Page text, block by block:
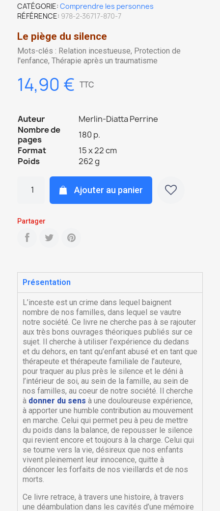
CATÉGORIE Comprendre les personnes
RÉFÉRENCE 978-2-36717-870-7
Le piège du silence
Mots-clés : Relation incestueuse, Protection de
l'enfance, Thérapie après un traumatisme
14,90 € TTC
Auteur
Merlin-Diatta Perrine
Nombre de
pages
180 p.
Format
15 x 22 cm
Poids
262 g
Ajouter au panier
Partager
Présentation
L’inceste est un crime dans lequel baignent
nombre de nos familles, dans lequel se vautre
notre société. Ce livre ne cherche pas à se rajouter
aux très bons ouvrages théoriques publiés sur ce
sujet. Il cherche à utiliser l’expérience du dedans
et du dehors, en tant qu’enfant abusé et en tant que
thérapeute et thérapeute familiale de l’auteure,
pour traquer au plus près le silence et le déni à
l’intérieur de soi, au sein de la famille, au sein de
nos familles, au coeur de notre société. Il cherche
à donner du sens à une douloureuse expérience,
à apporter une humble contribution au mouvement
en marche. Celui qui permet peu à peu de mettre
du poids dans la balance, de repousser le silence
qui revient encore et toujours à la charge. Celui qui
se tourne vers la vie, désireux que nos enfants
vivent pleinement leur innocence, quitte à
dénoncer les forfaits de nos vieillards et de nos
morts.
Ce livre retrace, à travers une histoire, à travers
une déambulation dans les cavités d’une mémoire